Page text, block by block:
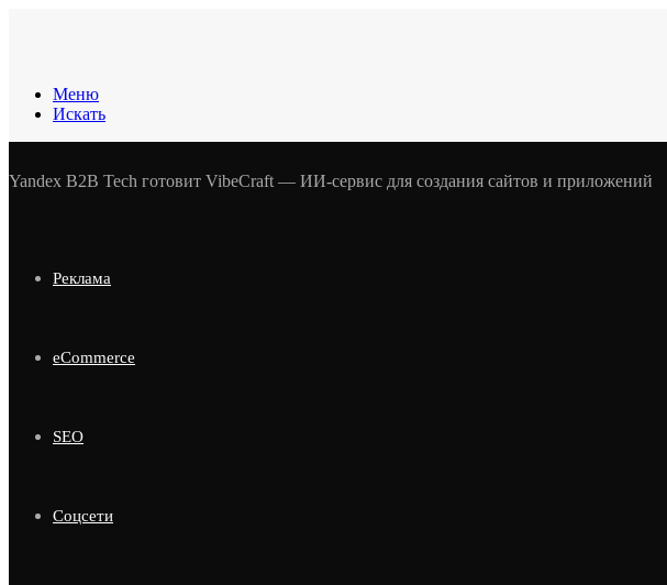
Меню
Искать
Yandex B2B Tech готовит VibeCraft — ИИ-сервис для создания сайтов и приложений
Реклама
eCommerce
SEO
Соцсети